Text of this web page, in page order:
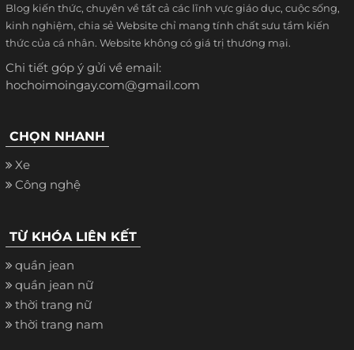
Blog kiến thức, chuyên về tất cả các lĩnh vực giáo dục, cuộc sống,
kinh nghiệm, chia sẻ Website chỉ mang tính chất sưu tầm kiến
thức của cá nhân. Website không có giá trị thương mại.
Chi tiết góp ý gửi về email:
hochoimoingay.com@gmail.com
CHỌN NHANH
Xe
Công nghệ
TỪ KHÓA LIÊN KẾT
quần jean
quần jean nữ
thời trang nữ
thời trang nam